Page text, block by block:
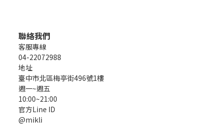
聯絡我們
客服專線
04-22072988
地址
臺中市北區梅亭街496號1樓
週一~週五
10:00~21:00
官方Line ID
@mikli